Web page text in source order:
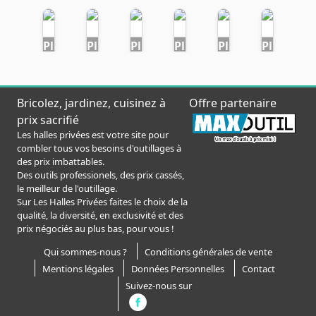
Plus
jours
JUSQU'À
-68%
Plus
jours
-56%
Plus
jours
-36%
Plus
jours
JUSQU'À
32%
Plus
jours
JUSQU'À
-43%
Plus
jours
JUSQU'À
-40%
Plus
que
38
jours
JUSQU'À
Plus
que
38
jours
-74%
Plus
que
jours
jours
JUSQU'À
Bricolez, jardinez, cuisinez à
prix sacrifié
Les halles privées est votre site pour
combler tous vos besoins d'outillages à
des prix imbattables.
Des outils professionels, des prix cassés,
le meilleur de l'outillage.
Sur Les Halles Privées faites le choix de la
qualité, la diversité, en exclusivité et des
prix négociés au plus bas, pour vous !
Offre partenaire
Qui sommes-nous ?
Conditions générales de vente
Mentions légales
Données Personnelles
Contact
Suivez-nous sur